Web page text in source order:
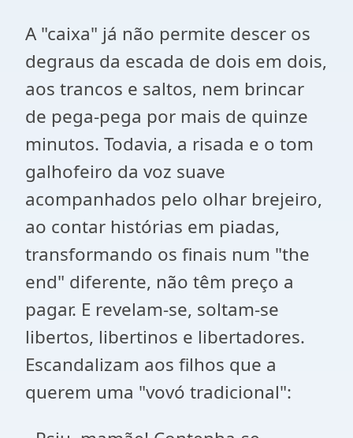
A "caixa" já não permite descer os
degraus da escada de dois em dois,
aos trancos e saltos, nem brincar
de pega-pega por mais de quinze
minutos. Todavia, a risada e o tom
galhofeiro da voz suave
acompanhados pelo olhar brejeiro,
ao contar histórias em piadas,
transformando os finais num "the
end" diferente, não têm preço a
pagar. E revelam-se, soltam-se
libertos, libertinos e libertadores.
Escandalizam aos filhos que a
querem uma "vovó tradicional":